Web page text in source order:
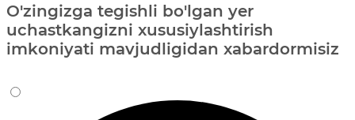
O'zingizga tegishli bo'lgan yer
uchastkangizni xususiylashtirish
imkoniyati mavjudligidan xabardormisiz